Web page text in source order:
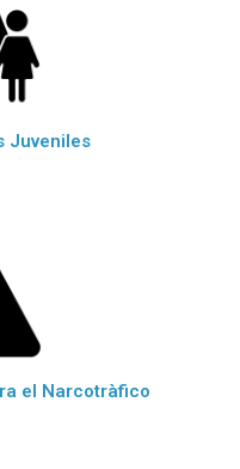
Juveniles
el Narcotràfico